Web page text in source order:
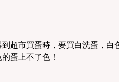
超市買蛋時，要買白洗蛋，白
蛋上不了色！